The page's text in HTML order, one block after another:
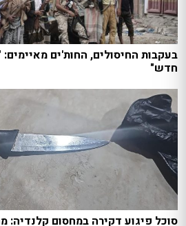
בעקבות החיסולים, החות'ים
חדש"
סוכל פיגוע דקירה במחסום קלנדיה: